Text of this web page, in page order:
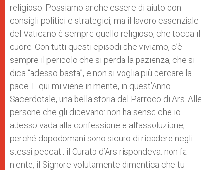
religioso. Possiamo anche essere di aiuto con
consigli politici e strategici, ma il lavoro essenziale
del Vaticano è sempre quello religioso, che tocca il
cuore. Con tutti questi episodi che viviamo, c’è
sempre il pericolo che si perda la pazienza, che si
dica “adesso basta”, e non si voglia più cercare la
pace. E qui mi viene in mente, in quest’Anno
Sacerdotale, una bella storia del Parroco di Ars. Alle
persone che gli dicevano: non ha senso che io
adesso vada alla confessione e all’assoluzione,
perché dopodomani sono sicuro di ricadere negli
stessi peccati, il Curato d’Ars rispondeva: non fa
niente, il Signore volutamente dimentica che tu